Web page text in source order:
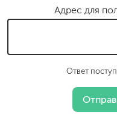
Адрес для
Ответ